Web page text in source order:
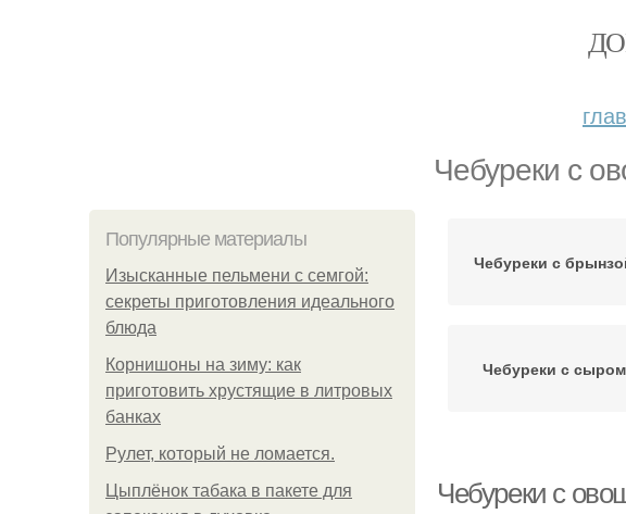
Чебуреки с
Популярные материалы
Изысканные пельмени с семгой:
секреты приготовления идеального
блюда
Корнишоны на зиму: как
приготовить хрустящие в литровых
банках
Рулет, который не ломается.
Цыплёнок табака в пакете для
Чебуреки с
Чебуреки с сыром
Чебуреки с